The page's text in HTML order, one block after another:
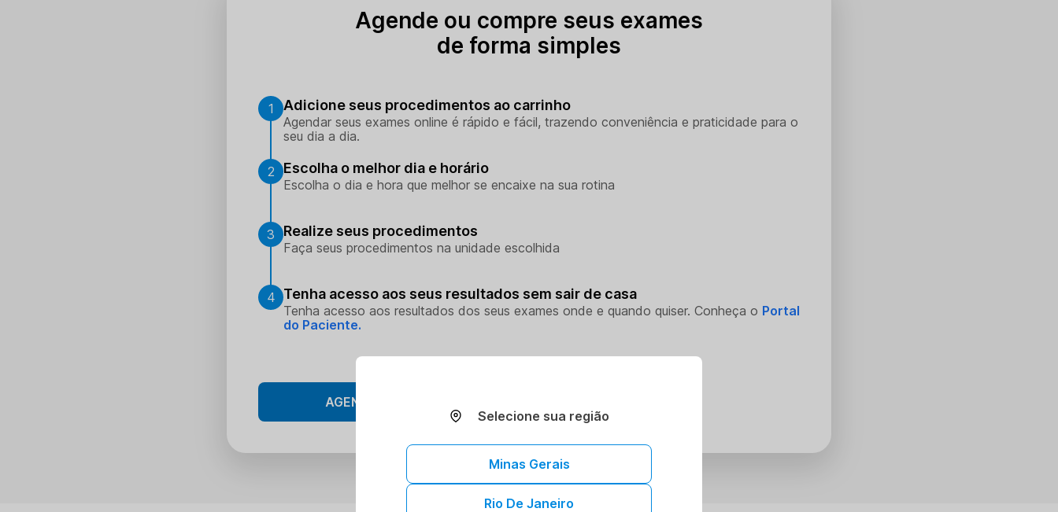
Agende ou compre seus exames
de forma simples
1 Adicione seus procedimentos ao carrinho
Agendar seus exames online é rápido e fácil, trazendo conveniência e praticidade para o
seu dia a dia.
2 Escolha o melhor dia e horário
Escolha o dia e hora que melhor se encaixe na sua rotina
3 Realize seus procedimentos
Faça seus procedimentos na unidade escolhida
4 Tenha acesso aos seus resultados sem sair de casa
Tenha acesso aos resultados dos seus exames onde e quando quiser. Conheça o Portal
do Paciente.
AGENDAR AGORA
Selecione sua região
Minas Gerais
Rio De Janeiro